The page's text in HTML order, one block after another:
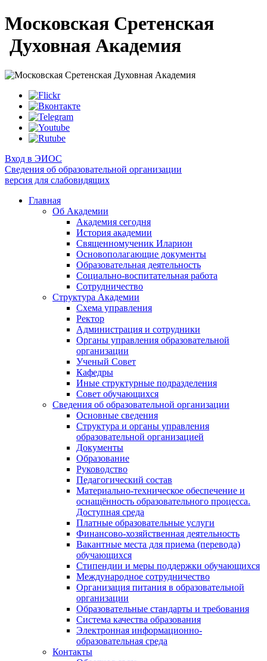
Московская Сретенская
Духовная Академия
Вход в ЭИОС
Сведения об образовательной организации
версия для слабовидящих
Главная
Об Академии
Академия сегодня
История академии
Священномученик Иларион
Основополагающие документы
Образовательная деятельность
Социально-воспитательная работа
Сотрудничество
Структура Академии
Схема управления
Ректор
Администрация и сотрудники
Органы управления образовательной
организации
Ученый Совет
Кафедры
Иные структурные подразделения
Совет обучающихся
Сведения об образовательной организации
Основные сведения
Структура и органы управления
образовательной организацией
Документы
Образование
Руководство
Педагогический состав
Материально-техническое обеспечение и
оснащённость образовательного процесса.
Доступная среда
Платные образовательные услуги
Финансово-хозяйственная деятельность
Вакантные места для приема (перевода)
обучающихся
Стипендии и меры поддержки обучающихся
Международное сотрудничество
Организация питания в образовательной
организации
Образовательные стандарты и требования
Система качества образования
Электронная информационно-
образовательная среда
Контакты